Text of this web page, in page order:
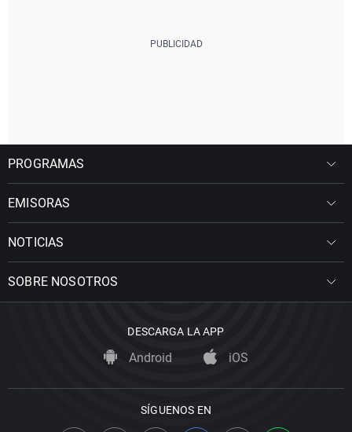
PROGRAMAS
EMISORAS
NOTICIAS
SOBRE NOSOTROS
DESCARGA LA APP
Android iOS
SÍGUENOS EN